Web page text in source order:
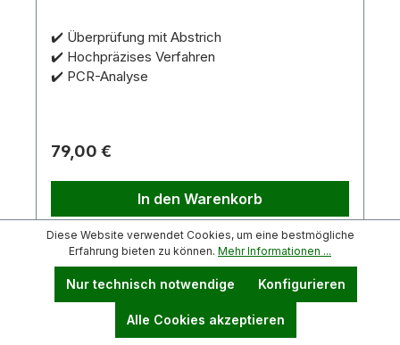
✔️ Überprüfung mit Abstrich
✔️ Hochpräzises Verfahren
✔️ PCR-Analyse
79,00 €
In den Warenkorb
Weitere Infos
Diese Website verwendet Cookies, um eine bestmögliche
Erfahrung bieten zu können. Mehr Informationen ...
Nur technisch notwendige Konfigurieren
Alle Cookies akzeptieren